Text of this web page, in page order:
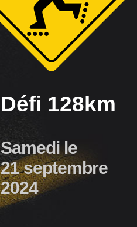
Défi 128km
Samedi le
21 septembre
2024